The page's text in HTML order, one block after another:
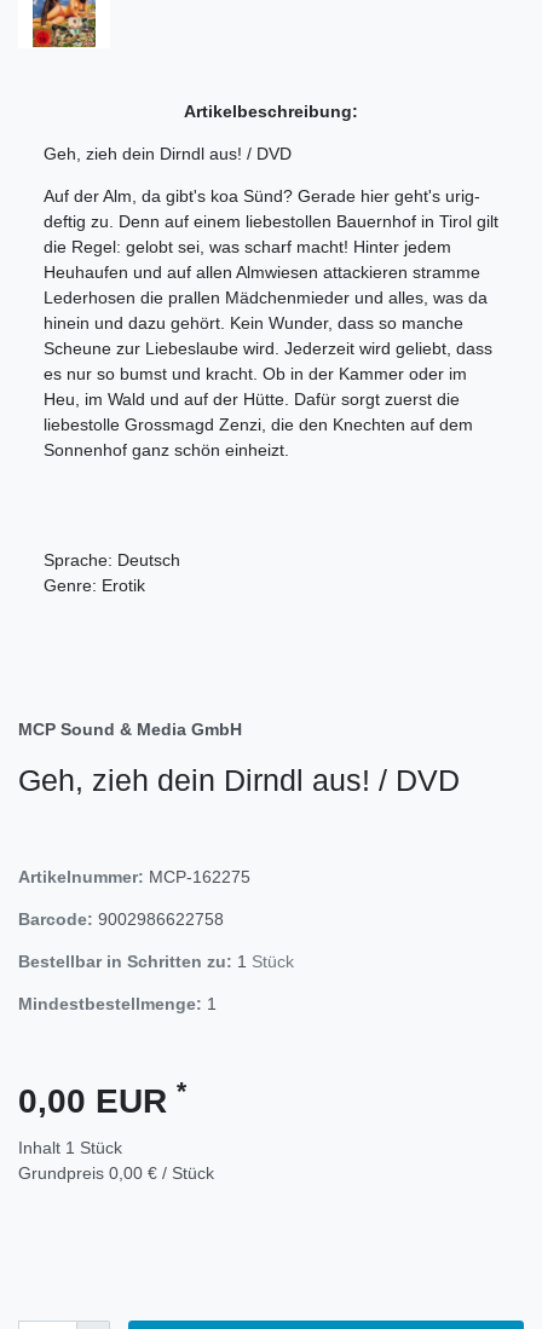
Artikelbeschreibung:
Geh, zieh dein Dirndl aus! / DVD
Auf der Alm, da gibt's koa Sünd? Gerade hier geht's urig-
deftig zu. Denn auf einem liebestollen Bauernhof in Tirol gilt
die Regel: gelobt sei, was scharf macht! Hinter jedem
Heuhaufen und auf allen Almwiesen attackieren stramme
Lederhosen die prallen Mädchenmieder und alles, was da
hinein und dazu gehört. Kein Wunder, dass so manche
Scheune zur Liebeslaube wird. Jederzeit wird geliebt, dass
es nur so bumst und kracht. Ob in der Kammer oder im
Heu, im Wald und auf der Hütte. Dafür sorgt zuerst die
liebestolle Grossmagd Zenzi, die den Knechten auf dem
Sonnenhof ganz schön einheizt.
Sprache: Deutsch
Genre: Erotik
MCP Sound & Media GmbH
Geh, zieh dein Dirndl aus! / DVD
Artikelnummer: MCP-162275
Barcode: 9002986622758
Bestellbar in Schritten zu: 1 Stück
Mindestbestellmenge: 1
0,00 EUR *
Inhalt 1 Stück
Grundpreis 0,00 € / Stück